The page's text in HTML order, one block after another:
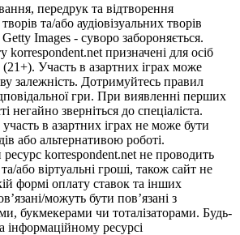
передрук та відтворення
та/або аудіовізуальних творів
Images - суворо забороняється.
korrespondent.net призначені для осіб
Участь в азартних іграх може
залежність. Дотримуйтесь правил
гри. При виявленні перших
негайно зверніться до спеціаліста.
в азартних іграх не може бути
або альтернативою роботі.
korrespondent.net не проводить
або віртуальні гроші, також сайт не
формі оплату ставок та інших
можуть бути пов’язані з
букмекерами чи тоталізаторами. Будь-
інформаційному ресурсі